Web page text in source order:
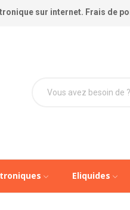
sur internet. Frais de
Eliquides